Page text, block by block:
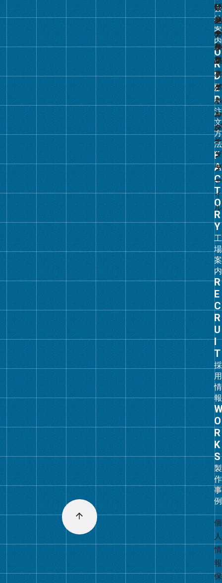
会
社
案
内
ク
注
文
方
法
グ
ル
ー
プ
リ
ン
ク
工
場
案
内
グ
ル
ー
プ
リ
ン
ク
採
用
情
報
グ
ル
ー
プ
リ
ン
ク
製
作
事
例
グ
ル
ー
プ
リ
ン
ク
リ
ジ
ナ
ル
フ
ァ
イ
ル
・
バ
イ
ン
ダ
ー
い
フ
ァ
イ
ル
・
バ
イ
ン
ダ
ー
ー
パ
ー
ク
リ
ス
タ
ル
カ
レ
ン
ダ
ー
レ
ン
ダ
ー
製
本
リ
ジ
ナ
ル
ク
リ
ア
ホ
ル
ダ
ー
・
フ
ァ
イ
ル
ビ
メ
モ
リ
の
他
の
製
品
じ
具
個
人
情
報
保